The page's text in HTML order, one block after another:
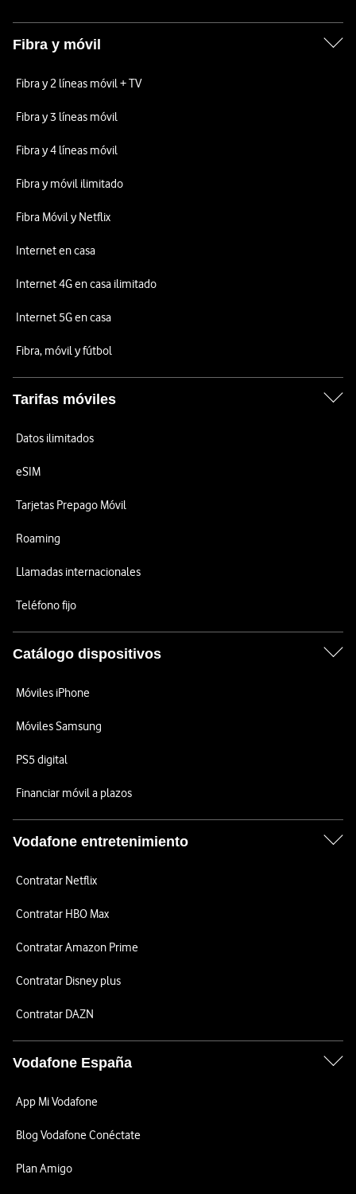
Fibra y móvil
Fibra y 2 líneas móvil + TV
Fibra y 3 líneas móvil
Fibra y 4 líneas móvil
Fibra y móvil ilimitado
Fibra Móvil y Netflix
Internet en casa
Internet 4G en casa ilimitado
Internet 5G en casa
Fibra, móvil y fútbol
Tarifas móviles
Datos ilimitados
eSIM
Tarjetas Prepago Móvil
Roaming
Llamadas internacionales
Teléfono fijo
Catálogo dispositivos
Móviles iPhone
Móviles Samsung
PS5 digital
Financiar móvil a plazos
Vodafone entretenimiento
Contratar Netflix
Contratar HBO Max
Contratar Amazon Prime
Contratar Disney plus
Contratar DAZN
Vodafone España
App Mi Vodafone
Blog Vodafone Conéctate
Plan Amigo